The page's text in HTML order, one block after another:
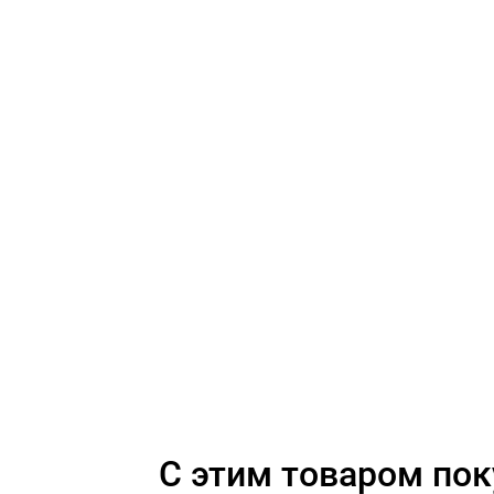
C этим товаром